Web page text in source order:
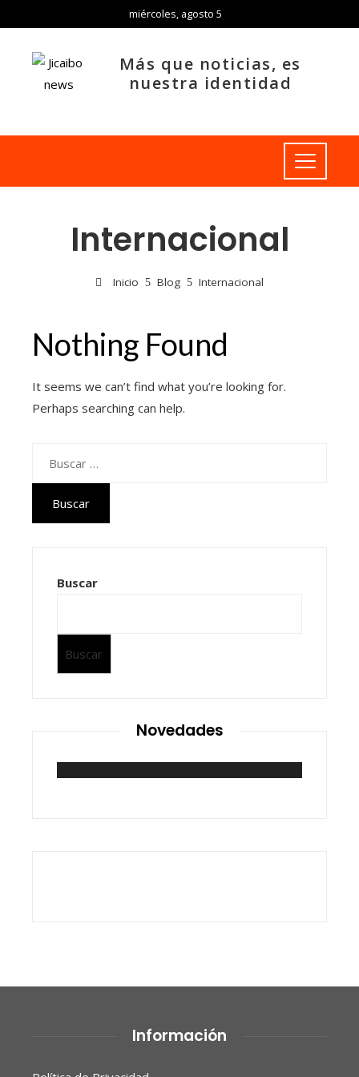
miércoles, agosto 5
Más que noticias, es
nuestra identidad
Internacional
Inicio Blog Internacional
Nothing Found
It seems we can’t find what you’re looking for.
Perhaps searching can help.
Buscar
Buscar
Novedades
Información